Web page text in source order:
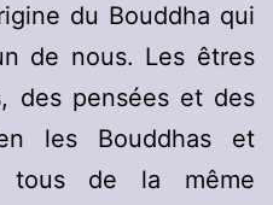
du Bouddha qui
de nous. Les êtres
des pensées et des
les Bouddhas et
tous de la même